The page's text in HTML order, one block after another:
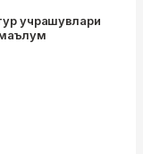
учрашувлари